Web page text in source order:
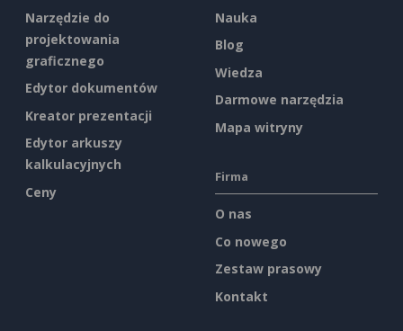
Narzędzie do
projektowania
graficznego
Edytor dokumentów
Kreator prezentacji
Edytor arkuszy
kalkulacyjnych
Ceny
Nauka
Blog
Wiedza
Darmowe narzędzia
Mapa witryny
Firma
O nas
Co nowego
Zestaw prasowy
Kontakt